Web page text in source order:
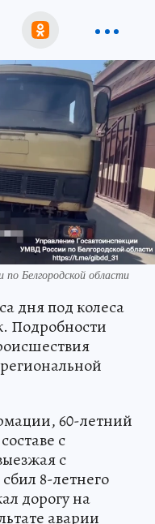
Белгородской области
дня под колеса
Подробности
60-летний
с
с
8-летнего
дорогу на
аварии